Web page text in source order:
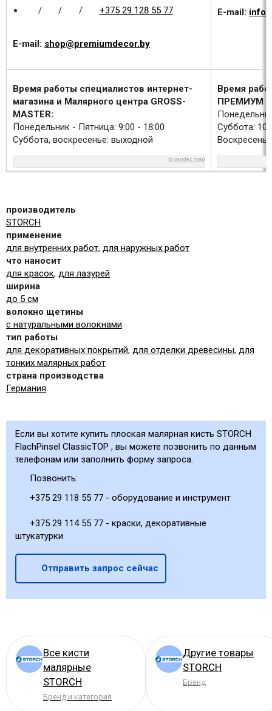
/ / / +375 29 128 55 77
E-mail: shop@premiumdecor.by
E-mail:
Время работы специалистов интернет-
магазина и Малярного центра GROSS-
MASTER:
Понедельник - Пятница: 9:00 - 18:00
Суббота, воскресенье: выходной
to yandex map
Время
ПРЕМИУМ
Суббота:
производитель
STORCH
применение
для внутренних работ, для наружных работ
что наносит
для красок, для лазурей
ширина
до 5 см
волокно щетины
с натуральными волокнами
тип работы
для декоративных покрытий, для отделки древесины, для
тонких малярных работ
страна производства
Германия
Если вы хотите купить плоская малярная кисть STORCH
FlachPinsel ClassicTOP , вы можете позвонить по данным
телефонам или заполнить форму запроса.
Позвонить:
+375 29 118 55 77 - оборудование и инструмент
+375 29 114 55 77 - краски, декоративные
штукатурки
Отправить запрос сейчас
Все кисти
малярные
STORCH
Бренд и категория
Другие товары
STORCH
Бренд